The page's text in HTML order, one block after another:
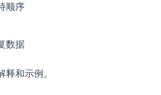
顺序
数据
和示例。